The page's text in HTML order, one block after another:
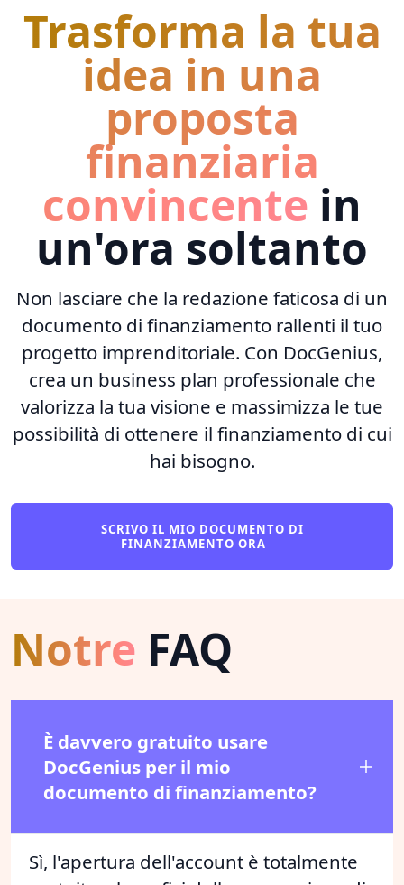
Trasforma la tua
idea in una
proposta
finanziaria
convincente in
un'ora soltanto
Non lasciare che la redazione faticosa di un
documento di finanziamento rallenti il tuo
progetto imprenditoriale. Con DocGenius,
crea un business plan professionale che
valorizza la tua visione e massimizza le tue
possibilità di ottenere il finanziamento di cui
hai bisogno.
SCRIVO IL MIO DOCUMENTO DI
FINANZIAMENTO ORA
Notre FAQ
È davvero gratuito usare
DocGenius per il mio
documento di finanziamento?
Sì, l'apertura dell'account è totalmente